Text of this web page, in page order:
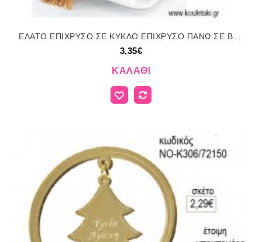
ΕΛΑΤΟ ΕΠΙΧΡΥΣΟ ΣΕ ΚΥΚΛΟ ΕΠΙΧΡΥΣΟ ΠΑΝΩ ΣΕ ΒΟΤΣΑΛΟ για μπομπονιέρες γούρι δώρο ΑΝΤ-21087/41245 3.35€!!!
3,35€
ΚΑΛΆΘΙ